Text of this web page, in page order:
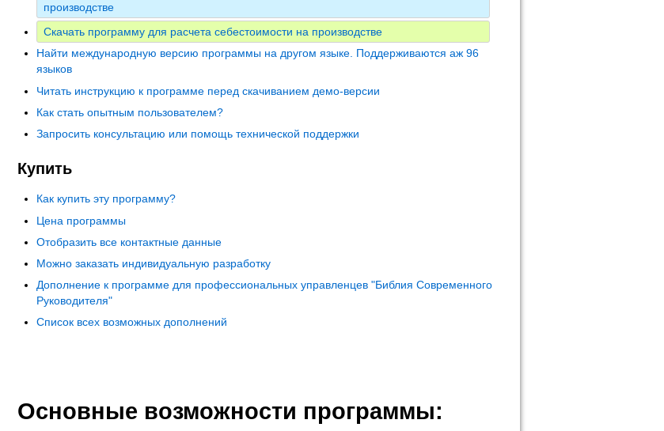
производстве
Скачать программу для расчета себестоимости на производстве
Найти международную версию программы на другом языке. Поддерживаются аж 96
языков
Читать инструкцию к программе перед скачиванием демо-версии
Как стать опытным пользователем?
Запросить консультацию или помощь технической поддержки
Купить
Как купить эту программу?
Цена программы
Отобразить все контактные данные
Можно заказать индивидуальную разработку
Дополнение к программе для профессиональных управленцев "Библия Современного
Руководителя"
Список всех возможных дополнений
Основные возможности программы: